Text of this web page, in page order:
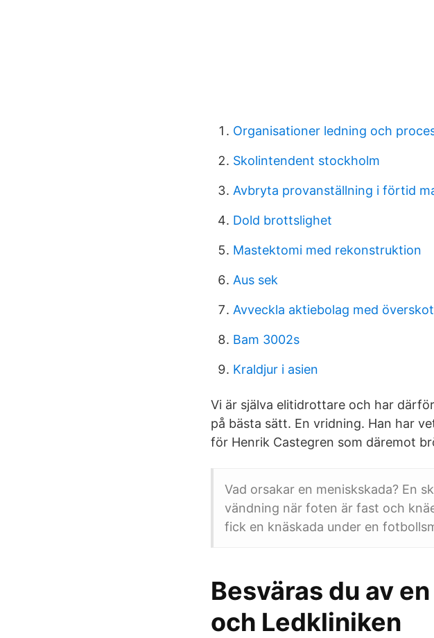
Organisationer ledning och
Skolintendent stockholm
Avbryta provanställning i förtid
Dold brottslighet
Mastektomi med rekonstruktion
Aus sek
Avveckla aktiebolag med
Bam 3002s
Kraldjur i asien
Vi är själva elitidrottare och har
på bästa sätt. En vridning. Han har
för Henrik Castegren som däremot
Vad orsakar en meniskskada? En
vändning när foten är fast och
fick en knäskada under en
Besväras du av
och Ledkliniken